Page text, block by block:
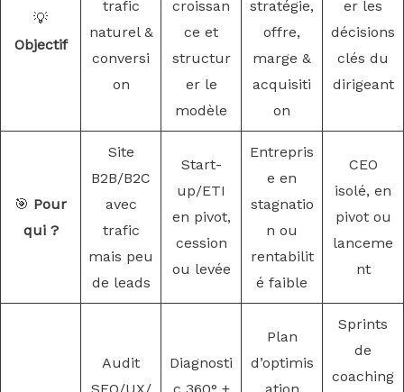
💡
Objectif
trafic
naturel &
conversi
on
croissan
ce et
structur
er le
modèle
stratégie,
offre,
marge &
acquisiti
on
er les
décisions
clés du
dirigeant
🎯 Pour
qui ?
Site
B2B/B2C
avec
trafic
mais peu
de leads
Start-
up/ETI
en pivot,
cession
ou levée
Entrepris
e en
stagnatio
n ou
rentabilit
é faible
CEO
isolé, en
pivot ou
lanceme
nt
Audit
SEO/UX/
Diagnosti
c 360° +
Plan
d’optimis
ation
Sprints
de
coaching